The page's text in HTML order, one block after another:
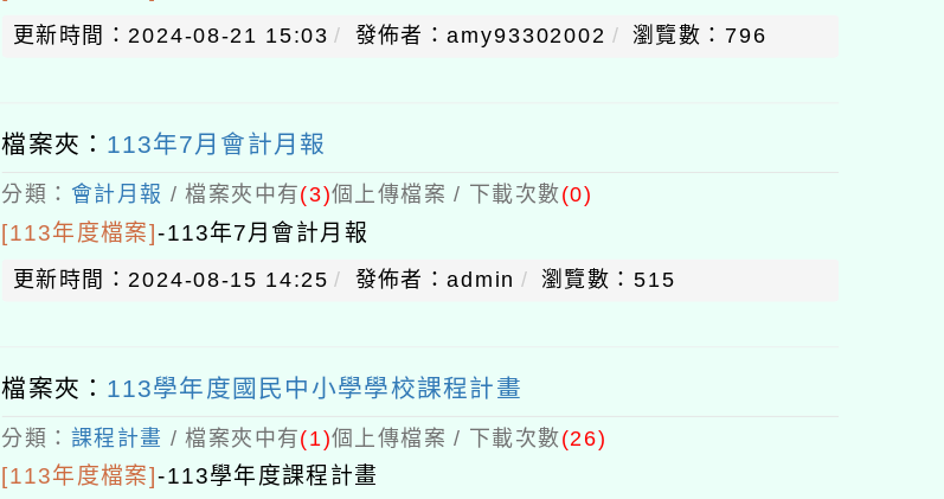
更新時間：2024-08-21 15:03 發佈者：amy93302002 瀏覽數：796
檔案夾： 113年7月會計月報
分類： 會計月報 / 檔案夾中有(3)個上傳檔案 / 下載次數(0)
[113年度檔案]-113年7月會計月報
更新時間：2024-08-15 14:25 發佈者：admin 瀏覽數：515
檔案夾： 113學年度國民中小學學校課程計畫
分類： 課程計畫 / 檔案夾中有(1)個上傳檔案 / 下載次數(26)
[113年度檔案]-113學年度課程計畫